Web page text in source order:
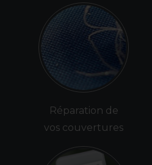
Réparation de
vos couvertures